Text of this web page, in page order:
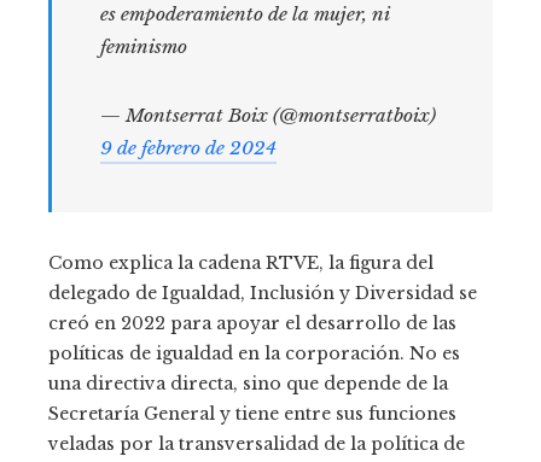
es empoderamiento de la mujer, ni
feminismo
— Montserrat Boix (@montserratboix)
9 de febrero de 2024
Como explica la cadena RTVE, la figura del
delegado de Igualdad, Inclusión y Diversidad se
creó en 2022 para apoyar el desarrollo de las
políticas de igualdad en la corporación. No es
una directiva directa, sino que depende de la
Secretaría General y tiene entre sus funciones
veladas por la transversalidad de la política de